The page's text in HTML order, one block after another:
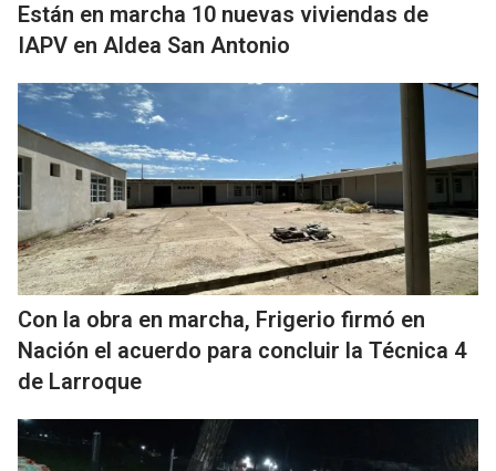
Están en marcha 10 nuevas viviendas de
IAPV en Aldea San Antonio
Con la obra en marcha, Frigerio firmó en
Nación el acuerdo para concluir la Técnica 4
de Larroque